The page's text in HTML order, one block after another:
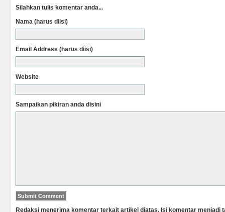
Silahkan tulis komentar anda...
Nama (harus diisi)
Email Address (harus diisi)
Website
Sampaikan pikiran anda disini
Redaksi menerima komentar terkait artikel diatas. Isi komentar menjadi